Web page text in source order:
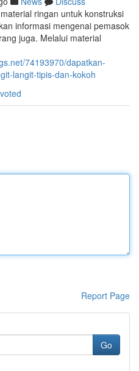
ringan untuk konstruksi
informasi mengenai pemasok
juga. Melalui material
74193970/dapatkan-
langit-tipis-dan-kokoh
Report Page
Go